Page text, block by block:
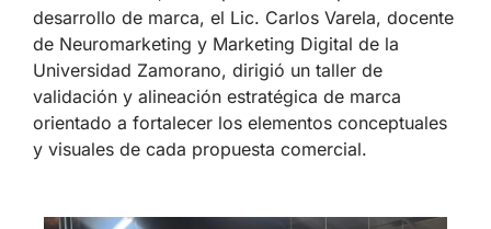
desarrollo de marca, el Lic. Carlos Varela, docente
de Neuromarketing y Marketing Digital de la
Universidad Zamorano, dirigió un taller de
validación y alineación estratégica de marca
orientado a fortalecer los elementos conceptuales
y visuales de cada propuesta comercial.